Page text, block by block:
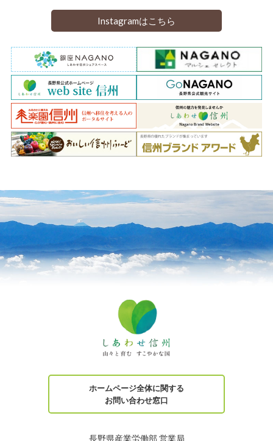
Instagramはこちら
ホームページ全体に関する
お問い合わせ窓口
長野県産業労働部 営業局